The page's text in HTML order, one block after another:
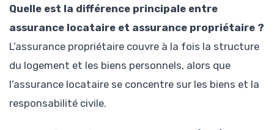
Quelle est la différence principale entre
assurance locataire et assurance propriétaire ?
L’assurance propriétaire couvre à la fois la structure
du logement et les biens personnels, alors que
l’assurance locataire se concentre sur les biens et la
responsabilité civile.